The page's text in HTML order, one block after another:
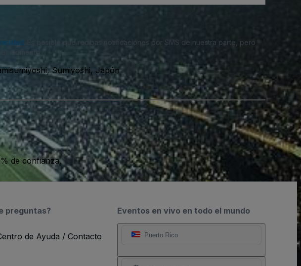
. Es posible que recibas notificaciones por SMS de nuestra parte, pero
momento.
Sumiyoshi, Japón
de confianza.
Eventos en vivo en todo el mundo
Puerto Rico
preguntas?
de Ayuda / Contacto